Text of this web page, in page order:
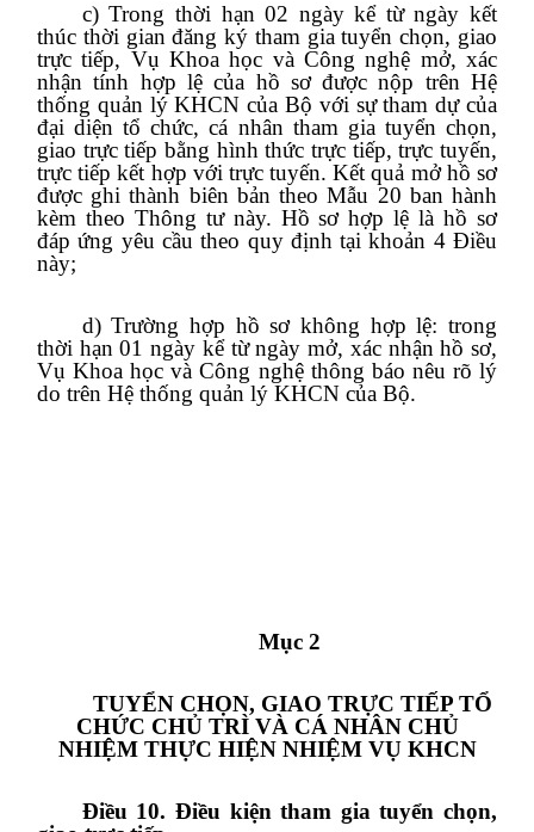
c) Trong thời hạn 02 ngày kể từ ngày kết
thúc thời gian đăng ký tham gia tuyển chọn, giao
trực tiếp, Vụ Khoa học và Công nghệ mở, xác
nhận tính hợp lệ của hồ sơ được nộp trên Hệ
thống quản lý KHCN của Bộ với sự tham dự của
đại diện tổ chức, cá nhân tham gia tuyển chọn,
giao trực tiếp bằng hình thức trực tiếp, trực tuyến,
trực tiếp kết hợp với trực tuyến. Kết quả mở hồ sơ
được ghi thành biên bản theo Mẫu 20 ban hành
kèm theo Thông tư này. Hồ sơ hợp lệ là hồ sơ
đáp ứng yêu cầu theo quy định tại khoản 4 Điều
này;
d) Trường hợp hồ sơ không hợp lệ: trong
thời hạn 01 ngày kể từ ngày mở, xác nhận hồ sơ,
Vụ Khoa học và Công nghệ thông báo nêu rõ lý
do trên Hệ thống quản lý KHCN của Bộ.
Mục 2
TUYỂN CHỌN, GIAO TRỰC TIẾP TỔ
CHỨC CHỦ TRÌ VÀ CÁ NHÂN CHỦ
NHIỆM THỰC HIỆN NHIỆM VỤ KHCN
Điều 10. Điều kiện tham gia tuyển chọn,